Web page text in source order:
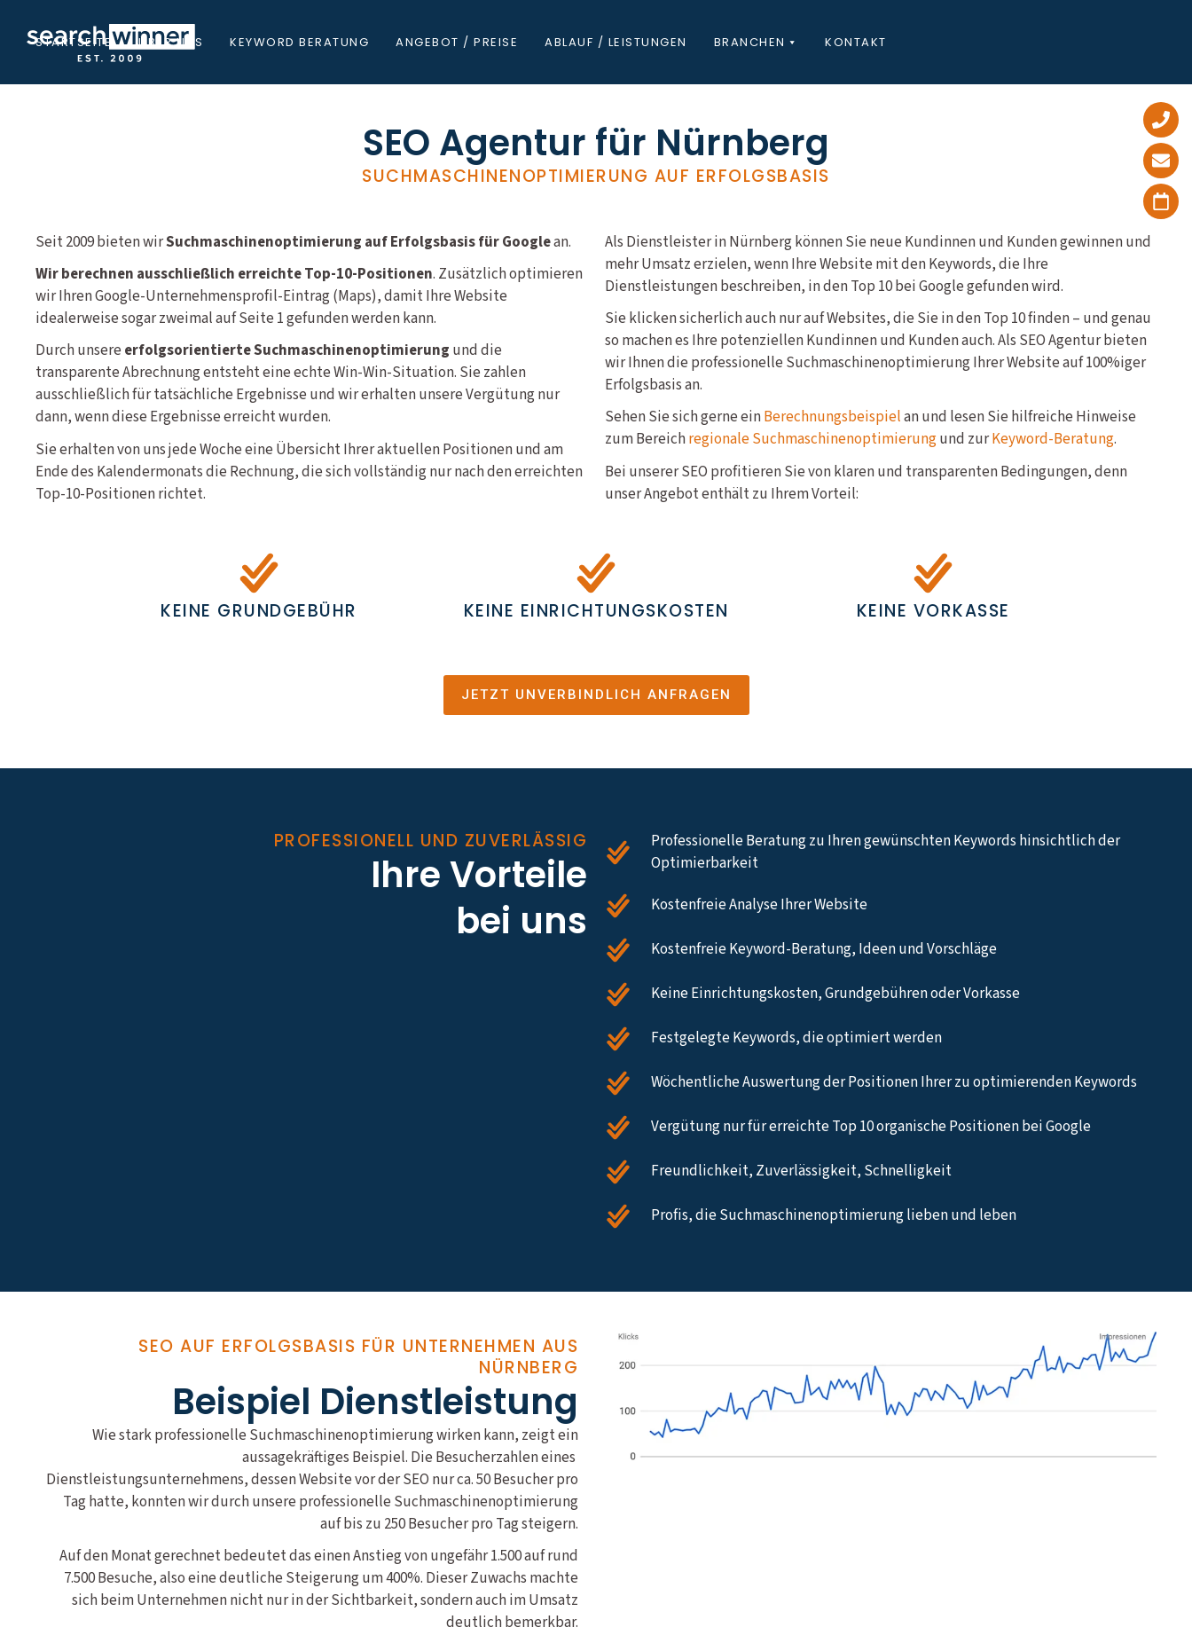
STARTSEITE ÜBER UNS KEYWORD BERATUNG ANGEBOT / PREISE ABLAUF / LEISTUNGEN BRANCHEN KONTAKT
SEO Agentur für Nürnberg
SUCHMASCHINENOPTIMIERUNG AUF ERFOLGSBASIS
Seit 2009 bieten wirSuchmaschinenoptimierung auf Erfolgsbasis für Googlean.
Wir berechnen ausschließlich erreichte Top-10-Positionen. Zusätzlich optimieren
wir Ihren Google-Unternehmensprofil-Eintrag (Maps), damit Ihre Website
idealerweise sogar zweimal auf Seite 1 gefunden werden kann.
Durch unsere erfolgsorientierte Suchmaschinenoptimierung und die
transparente Abrechnung entsteht eine echte Win-Win-Situation. Sie zahlen
ausschließlich für tatsächliche Ergebnisse und wir erhalten unsere Vergütung nur
dann, wenn diese Ergebnisse erreicht wurden.
Sie erhalten von uns jede Woche eine Übersicht Ihrer aktuellen Positionen und am
Ende des Kalendermonats die Rechnung, die sich vollständig nur nach den erreichten
Top-10-Positionen richtet.
Als Dienstleister in Nürnberg können Sie neue Kundinnen und Kunden gewinnen und
mehr Umsatz erzielen, wenn Ihre Website mit den Keywords, die Ihre
Dienstleistungen beschreiben, in den Top 10 bei Google gefunden wird.
Sie klicken sicherlich auch nur auf Websites, die Sie in den Top 10 finden – und genau
so machen es Ihre potenziellen Kundinnen und Kunden auch. Als SEO Agentur bieten
wir Ihnen die professionelle Suchmaschinenoptimierung Ihrer Website auf 100%iger
Erfolgsbasis an.
Sehen Sie sich gerne einBerechnungsbeispielan und lesen Sie hilfreiche Hinweise
zum Bereichregionale Suchmaschinenoptimierungund zurKeyword-Beratung.
Bei unserer SEO profitieren Sie von klaren und transparenten Bedingungen, denn
unser Angebot enthält zu Ihrem Vorteil:
KEINE GRUNDGEBÜHR KEINE EINRICHTUNGSKOSTEN KEINE VORKASSE
JETZT UNVERBINDLICH ANFRAGEN
PROFESSIONELL UND ZUVERLÄSSIG
Ihre Vorteile
bei uns
Professionelle Beratung zu Ihren gewünschten Keywords hinsichtlich der
Optimierbarkeit
Kostenfreie Analyse Ihrer Website
Kostenfreie Keyword-Beratung, Ideen und Vorschläge
Keine Einrichtungskosten, Grundgebühren oder Vorkasse
Festgelegte Keywords, die optimiert werden
Wöchentliche Auswertung der Positionen Ihrer zu optimierenden Keywords
Vergütung nur für erreichte Top 10 organische Positionen bei Google
Freundlichkeit, Zuverlässigkeit, Schnelligkeit
Profis, die Suchmaschinenoptimierung lieben und leben
SEO AUF ERFOLGSBASIS FÜR UNTERNEHMEN AUS
NÜRNBERG
Beispiel Dienstleistung
Wie stark professionelle Suchmaschinenoptimierung wirken kann, zeigt ein
aussagekräftiges Beispiel. Die Besucherzahlen eines
Dienstleistungsunternehmens, dessen Website vor der SEO nur ca. 50 Besucher pro
Tag hatte, konnten wir durch unsere professionelle Suchmaschinenoptimierung
auf bis zu 250 Besucher pro Tag steigern.
Auf den Monat gerechnet bedeutet das einen Anstieg von ungefähr 1.500 auf rund
7.500 Besuche, also eine deutliche Steigerung um 400%. Dieser Zuwachs machte
sich beim Unternehmen nicht nur in der Sichtbarkeit, sondern auch im Umsatz
deutlich bemerkbar.